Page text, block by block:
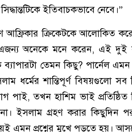
ইতিবাচকভাবে নেবে।”
আফ্রিকার ক্রিকেটকে আলোকিত
অনেকে ম‌নে ক‌রেন, এই দুই
তেমন কিছু? পার্নেল এমন
ধর্মের শান্তিপূর্ণ বিষয়গুলো
পাই, তখন হাশিম ভাই প্রতি‌ষ্ঠিত
ইসলাম গ্রহণ করার কিছু‌দিন
এমন প্রশ্নের মুখে পড়তে হয়।